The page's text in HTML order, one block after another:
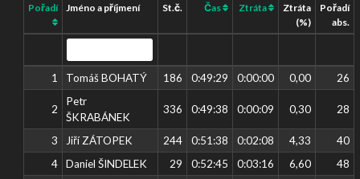
Pořadí Jméno a příjmení St.č. Čas Ztráta
Ztráta
(%)
Pořadí
abs.
1 Tomáš BOHATÝ 186 0:49:29 0:00:00 0,00 26
2
Petr
ŠKRABÁNEK
336 0:49:38 0:00:09 0,30 28
3 Jiří ZÁTOPEK 244 0:51:38 0:02:08 4,33
40
4
Daniel ŠINDELEK 29 0:52:45 0:03:16 6,60 48